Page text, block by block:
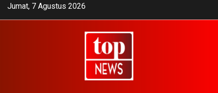
SkipJumat, 7 Agustus 2026